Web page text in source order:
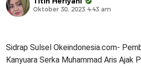
Oktober 30, 2023 4:43 am
Sidrap Sulsel Okeindonesia.com-
Kanyuara Serka Muhammad Aris Ajak